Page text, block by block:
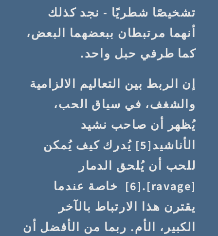
تشخيصًا شطريًا - نجد كذلك
أنهما مرتبطان ببعضهما البعض،
كما طرفي حبل واحد.
إن الربط بين التعاليم الالزامية
والشغف، في سياق الحب،
يُظهر أن صاحب نشيد
الأناشيد[5] يُدرك كيف يُمكن
للحب أن يُلحق الدمار
[ravage].[6] خاصة عندما
يقترن هذا الارتباط بالآخر
الكبير، الأم. ربما من الأفضل أن